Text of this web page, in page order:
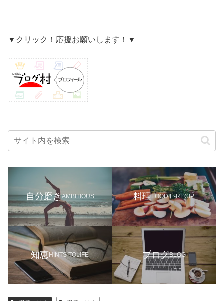
▼クリック！応援お願いします！▼
自分磨きAMBITIOUS 料理FOODIE-RECIP
知恵HINTS TOLIFE ブログBLOG